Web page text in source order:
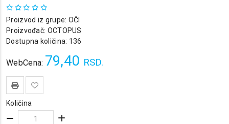
Proizvod iz grupe: OČI
Proizvođač: OCTOPUS
Dostupna količina: 136
WebCena: 79,40 RSD.
Količina